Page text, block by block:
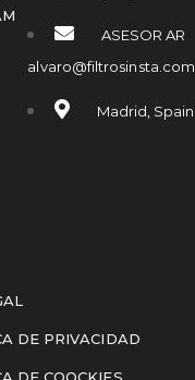
ASESOR AR
alvaro@filtrosinsta.com
Madrid, Spain
DE PRIVACIDAD